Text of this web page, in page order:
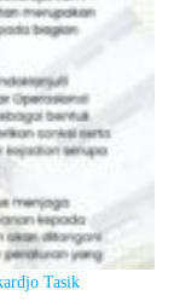
Tasik